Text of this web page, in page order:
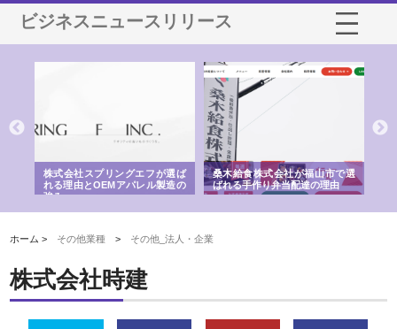
ビジネスニュースリリース
株式会社スプリングエフが選ば
れる理由とOEMアパレル製造の
強み
桑木給食株式会社が福山市で選
ばれる手作り弁当配達の理由
ホーム > その他業種 > その他_法人・企業
株式会社時建